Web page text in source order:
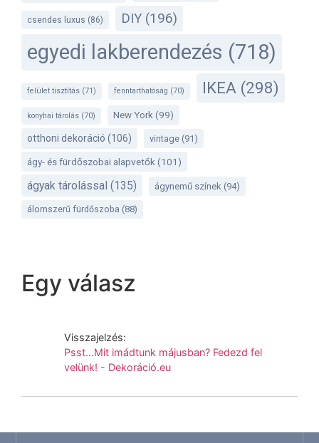
csendes luxus (86) DIY (196)
egyedi lakberendezés (718)
felület tisztítás (71) fenntarthatóság (70) IKEA (298)
konyhai tárolás (70) New York (99)
otthoni dekoráció (106) vintage (91)
ágy- és fürdőszobai alapvetők (101)
ágyak tárolással (135) ágynemű színek (94)
álomszerű fürdőszoba (88)
Egy válasz
Visszajelzés:
Psst…Mit imádtunk májusban? Fedezd fel
velünk! - Dekoráció.eu